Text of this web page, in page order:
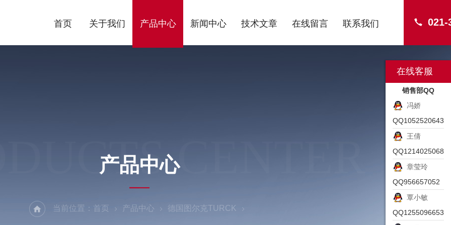
021-
首页 关于我们 产品中心 新闻中心 技术文章 在线留言 联系我们
CENTER
产品中心
当前位置： 首页 产品中心 德国图尔克TURCK
在线客服
销售部QQ
冯娇
QQ1052520643
王倩
QQ1214025068
章莹玲
QQ956657052
覃小敏
QQ1255096653